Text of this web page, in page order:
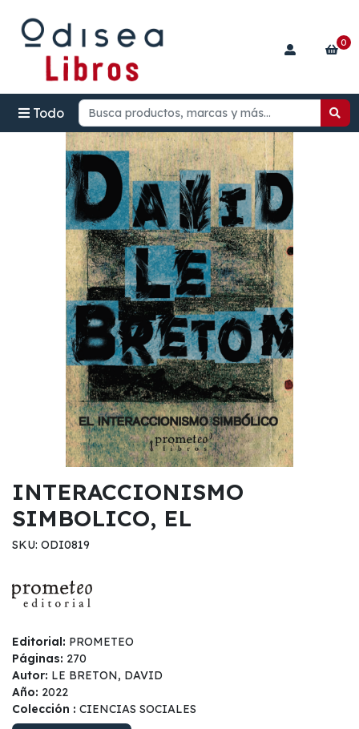
Todo
0
INTERACCIONISMO
SIMBOLICO, EL
SKU: ODI0819
Editorial: PROMETEO
Páginas: 270
Autor: LE BRETON, DAVID
Año: 2022
Colección : CIENCIAS SOCIALES